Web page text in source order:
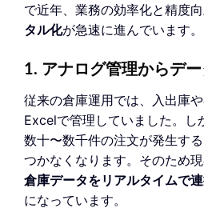
で近年、業務の効率化と精度
タル化が急速に進んでいます。
1. アナログ管理からデ
従来の倉庫運用では、入出庫
Excelで管理していました。し
数十〜数千件の注文が発生す
つかなくなります。そのため現
倉庫データをリアルタイムで
になっています。